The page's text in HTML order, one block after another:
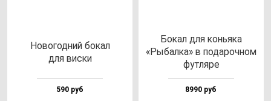
Ново­год­ний бо­кал
для вис­ки
590 руб
Бокал для конь­яка
«Рыбал­ка» в по­да­роч­ном
фут­ля­ре
8990 руб